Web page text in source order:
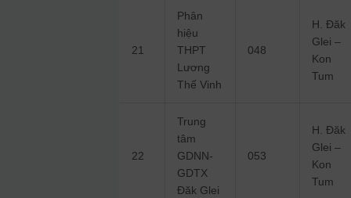
21
Phân
hiệu
THPT
Lương
Thế Vinh
048
H. Đăk
Glei –
Kon
Tum
22
Trung
tâm
GDNN-
GDTX
Đăk Glei
053
H. Đăk
Glei –
Kon
Tum